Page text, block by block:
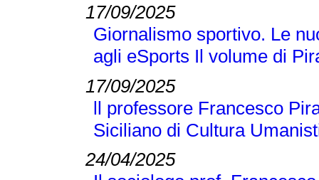
17/09/2025
Giornalismo sportivo. Le
agli eSports Il volume di
17/09/2025
ll professore Francesco
Siciliano di Cultura
24/04/2025